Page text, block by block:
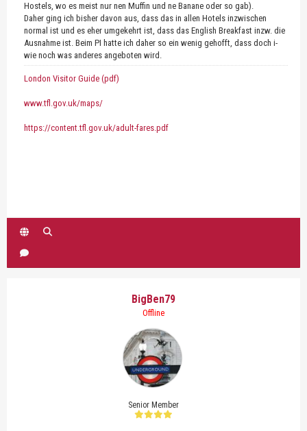
Hostels, wo es meist nur nen Muffin und ne Banane oder so gab).
Daher ging ich bisher davon aus, dass das in allen Hotels inzwischen
normal ist und es eher umgekehrt ist, dass das English Breakfast inzw. die
Ausnahme ist. Beim PI hatte ich daher so ein wenig gehofft, dass doch i-
wie noch was anderes angeboten wird.
London Visitor Guide (pdf)
www.tfl.gov.uk/maps/
https://content.tfl.gov.uk/adult-fares.pdf
BigBen79
Offline
Senior Member